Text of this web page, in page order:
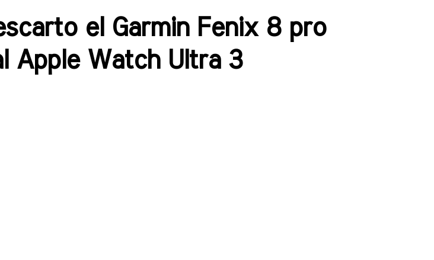
el Garmin Fenix 8 pro
Apple Watch Ultra 3